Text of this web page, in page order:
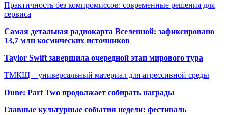
Практичность без компромиссов: современные решения для
сервиса
Самая детальная радиокарта Вселенной: зафиксировано
13,7 млн космических источников
Taylor Swift завершила очередной этап мирового тура
ТМКЩ – универсальный материал для агрессивной среды
Dune: Part Two продолжает собирать награды
Главные культурные события недели: фестиваль